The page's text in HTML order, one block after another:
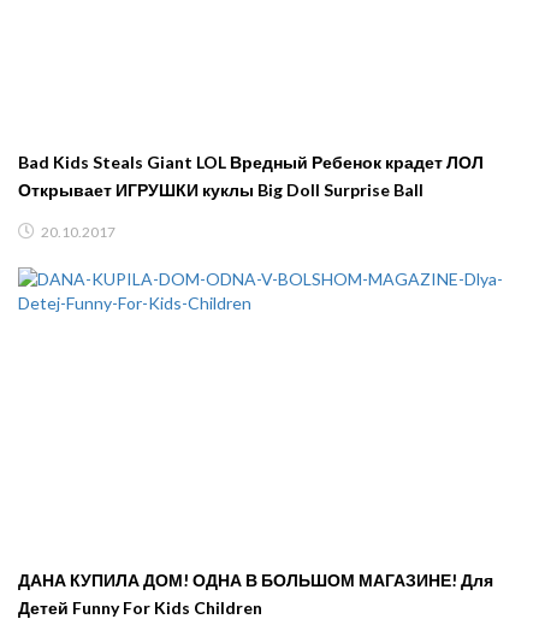
Bad Kids Steals Giant LOL Вредный Ребенок крадет ЛОЛ
Открывает ИГРУШКИ куклы Big Doll Surprise Ball
20.10.2017
ДАНА КУПИЛА ДОМ! ОДНА В БОЛЬШОМ МАГАЗИНЕ! Для
Детей Funny For Kids Children